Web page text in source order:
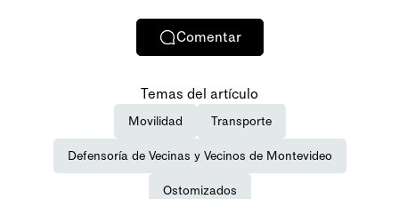
Comentar
Temas del artículo
Movilidad Transporte
Defensoría de Vecinas y Vecinos de Montevideo
Ostomizados